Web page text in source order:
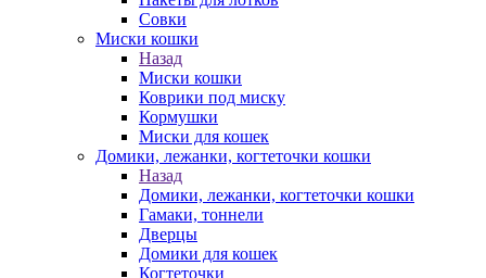
Совки
Миски кошки
Назад
Миски кошки
Коврики под миску
Кормушки
Миски для кошек
Домики, лежанки, когтеточки кошки
Назад
Домики, лежанки, когтеточки кошки
Гамаки, тоннели
Дверцы
Домики для кошек
Когтеточки